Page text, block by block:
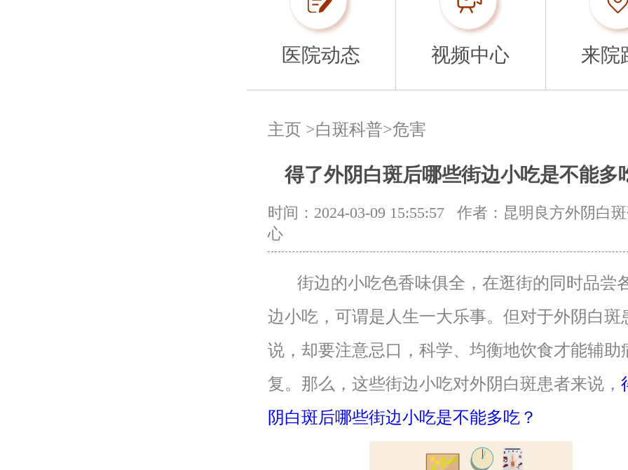
医院动态 视频中心 来院
主页 >白斑科普>危害
得了外阴白斑后哪些街边小吃是不能多
时间：2024-03-09 15:55:57
作者：昆明良方外阴白
心
街边的小吃色香味俱全，在逛街的同时品尝
边小吃，可谓是人生一大乐事。但对于外阴白斑
说，却要注意忌口，科学、均衡地饮食才能辅助
复。那么，这些街边小吃对外阴白斑患者来说，
阴白斑后哪些街边小吃是不能多吃？